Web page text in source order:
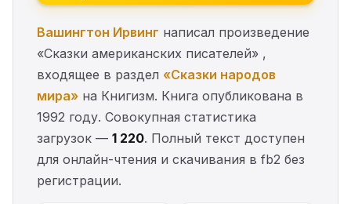
Вашингтон Ирвинг написал произведение
«Сказки американских писателей» ,
входящее в раздел «Сказки народов
мира» на Книгизм. Книга опубликована в
1992 году. Совокупная статистика
загрузок — 1 220. Полный текст доступен
для онлайн-чтения и скачивания в fb2 без
регистрации.